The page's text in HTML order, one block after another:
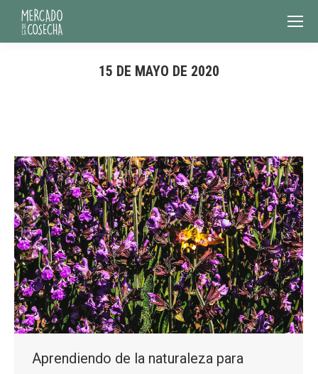
15 DE MAYO DE 2020
Aprendiendo de la naturaleza para